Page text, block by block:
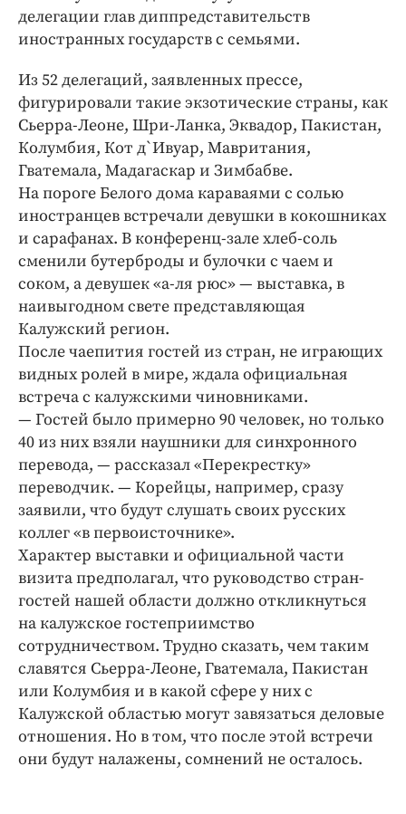
Общество
Погода
Праздники
Происшествия
Спорт
Экономика и бизнес
ПРОЕКТЫ
Блоги
Издания
Медиаперсона
Интересное чтиво
Клиника года
Бренд года
Работодатель года
делегации глав диппредставительств
иностранных государств с семьями.
Из 52 делегаций, заявленных прессе,
фигурировали такие экзотические страны, как
Сьерра-Леоне, Шри-Ланка, Эквадор, Пакистан,
Колумбия, Кот д`Ивуар, Мавритания,
Гватемала, Мадагаскар и Зимбабве.
На пороге Белого дома караваями с солью
иностранцев встречали девушки в кокошниках
и сарафанах. В конференц-зале хлеб-соль
сменили бутерброды и булочки с чаем и
соком, а девушек «а-ля рюс» — выставка, в
наивыгодном свете представляющая
Калужский регион.
После чаепития гостей из стран, не играющих
видных ролей в мире, ждала официальная
встреча с калужскими чиновниками.
— Гостей было примерно 90 человек, но только
40 из них взяли наушники для синхронного
перевода, — рассказал «Перекрестку»
переводчик. — Корейцы, например, сразу
заявили, что будут слушать своих русских
коллег «в первоисточнике».
Характер выставки и официальной части
визита предполагал, что руководство стран-
гостей нашей области должно откликнуться
на калужское гостеприимство
сотрудничеством. Трудно сказать, чем таким
славятся Сьерра-Леоне, Гватемала, Пакистан
или Колумбия и в какой сфере у них с
Калужской областью могут завязаться деловые
отношения. Но в том, что после этой встречи
они будут налажены, сомнений не осталось.